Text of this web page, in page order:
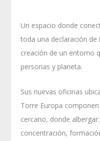
Un espacio donde
toda una declaración de
creación de un entorno
personas y planeta.
Sus nuevas oficinas
Torre Europa
cercano, donde
concentración,